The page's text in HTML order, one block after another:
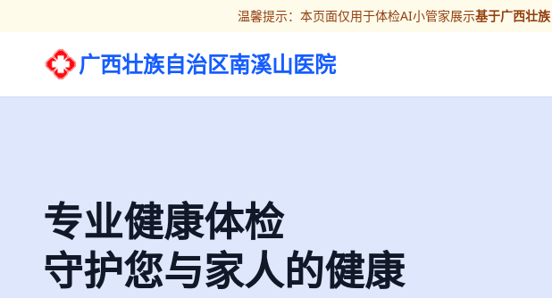
温馨提示：本页面仅用于体检AI小管家展示基于广西壮
广西壮族自治区南溪山医院
专业健康体检
守护您与家人的健康